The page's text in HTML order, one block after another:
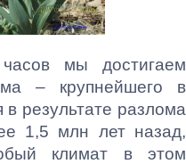
мы достигаем
– крупнейшего в
результате разлома
1,5 млн лет назад,
климат в этом